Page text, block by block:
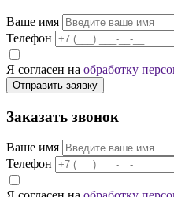
Ваше имя
Телефон
Я согласен на обработку
Отправить заявку
Заказать звонок
Ваше имя
Телефон